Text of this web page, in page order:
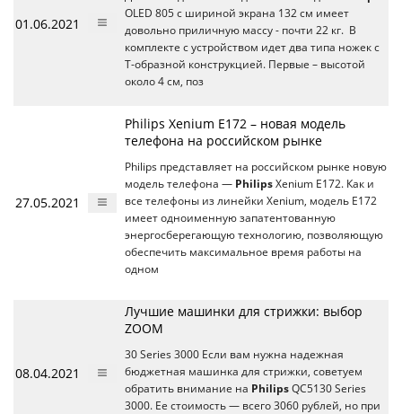
01.06.2021
OLED 805 с шириной экрана 132 см имеет
довольно приличную массу - почти 22 кг. В
комплекте с устройством идет два типа ножек с
T-образной конструкцией. Первые – высотой
около 4 см, поз
27.05.2021
Philips Xenium E172 – новая модель
телефона на российском рынке
Philips представляет на российском рынке новую
модель телефона — Philips Xenium E172. Как и
все телефоны из линейки Xenium, модель E172
имеет одноименную запатентованную
энергосберегающую технологию, позволяющую
обеспечить максимальное время работы на
одном
08.04.2021
Лучшие машинки для стрижки: выбор
ZOOM
30 Series 3000 Если вам нужна надежная
бюджетная машинка для стрижки, советуем
обратить внимание на Philips QC5130 Series
3000. Ее стоимость — всего 3060 рублей, но при